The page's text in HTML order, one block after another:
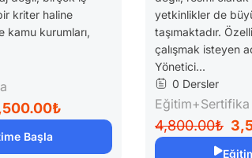
Sektörde
Sertifikası
Kullanılır?
kullanımı artık
değil, birçok iş
Yönetici
Büro
( YSK
Özellerde
Online Sertifika
Büro Yönetimi
iş başvurularında
değil, resmi olarak